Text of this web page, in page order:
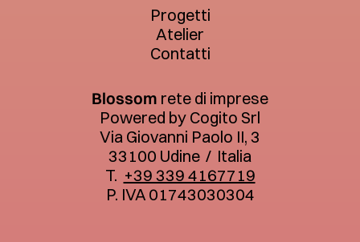
Progetti
Atelier
Contatti
Blossom rete di imprese
Powered by Cogito Srl
Via Giovanni Paolo II, 3
33100 Udine / Italia
T. +39 339 4167719
P. IVA 01743030304